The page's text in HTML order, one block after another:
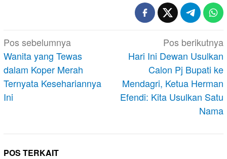
Navigasi
pos
Pos sebelumnya
Wanita yang Tewas
dalam Koper Merah
Ternyata Kesehariannya
Ini
Pos berikutnya
Hari Ini Dewan Usulkan
Calon Pj Bupati ke
Mendagri, Ketua Herman
Efendi: Kita Usulkan Satu
Nama
POS TERKAIT